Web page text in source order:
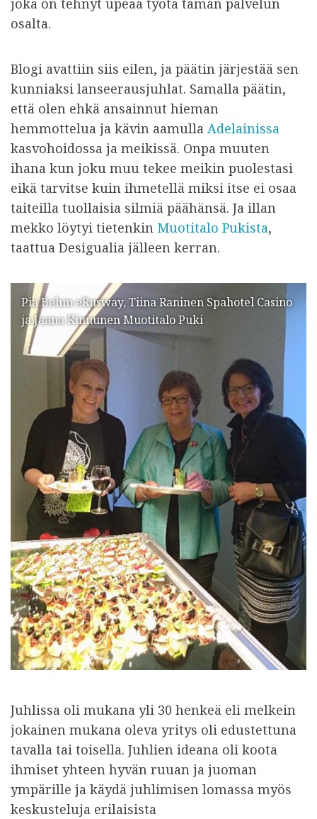
joka on tehnyt upeaa työtä tämän palvelun
osalta.
Blogi avattiin siis eilen, ja päätin järjestää sen
kunniaksi lanseerausjuhlat. Samalla päätin,
että olen ehkä ansainnut hieman
hemmottelua ja kävin aamulla Adelainissa
kasvohoidossa ja meikissä. Onpa muuten
ihana kun joku muu tekee meikin puolestasi
eikä tarvitse kuin ihmetellä miksi itse ei osaa
taiteilla tuollaisia silmiä päähänsä. Ja illan
mekko löytyi tietenkin Muotitalo Pukista,
taattua Desigualia jälleen kerran.
Pia Behm eRusway, Tiina Raninen Spahotel Casino
ja Jaana Kinnunen Muotitalo Puki
Juhlissa oli mukana yli 30 henkeä eli melkein
jokainen mukana oleva yritys oli edustettuna
tavalla tai toisella. Juhlien ideana oli koota
ihmiset yhteen hyvän ruuan ja juoman
ympärille ja käydä juhlimisen lomassa myös
keskusteluja erilaisista